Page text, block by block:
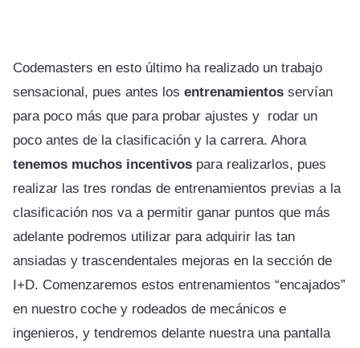
Codemasters en esto último ha realizado un trabajo
sensacional, pues antes los entrenamientos servían
para poco más que para probar ajustes y rodar un
poco antes de la clasificación y la carrera. Ahora
tenemos muchos incentivos para realizarlos, pues
realizar las tres rondas de entrenamientos previas a la
clasificación nos va a permitir ganar puntos que más
adelante podremos utilizar para adquirir las tan
ansiadas y trascendentales mejoras en la sección de
I+D. Comenzaremos estos entrenamientos “encajados”
en nuestro coche y rodeados de mecánicos e
ingenieros, y tendremos delante nuestra una pantalla